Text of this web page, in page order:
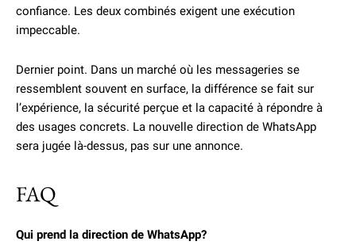
confiance. Les deux combinés exigent une exécution
impeccable.
Dernier point. Dans un marché où les messageries se
ressemblent souvent en surface, la différence se fait sur
l’expérience, la sécurité perçue et la capacité à répondre à
des usages concrets. La nouvelle direction de WhatsApp
sera jugée là-dessus, pas sur une annonce.
FAQ
Qui prend la direction de WhatsApp?